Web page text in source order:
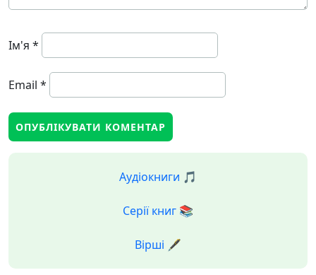
Ім'я *
Email *
Аудіокниги 🎵
Серії книг 📚
Вірші 🖋️